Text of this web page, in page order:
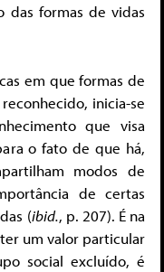
das formas de vidas
em que formas de
inicia-se
que visa
o fato de que há,
modos de
de certas
(ibid., p. 207). É na
um valor particular
social excluído, é